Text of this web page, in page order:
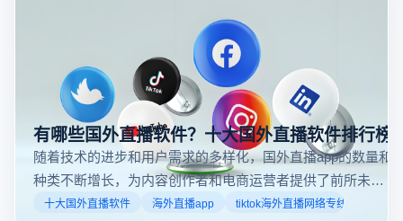
有哪些国外直播软件？十大国外直播软件排行榜
随着技术的进步和用户需求的多样化，国外直播app的数量和
种类不断增长，为内容创作者和电商运营者提供了前所未有
的机遇。如果你是一个跨境电商从业者，想要了解2025年十
十大国外直播软件 海外直播app tiktok海外直播网络专线